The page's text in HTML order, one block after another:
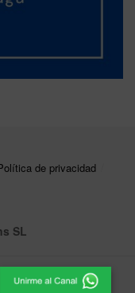
de privacidad
SL
Comunicación